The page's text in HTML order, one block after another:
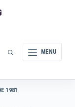
MENU
1981